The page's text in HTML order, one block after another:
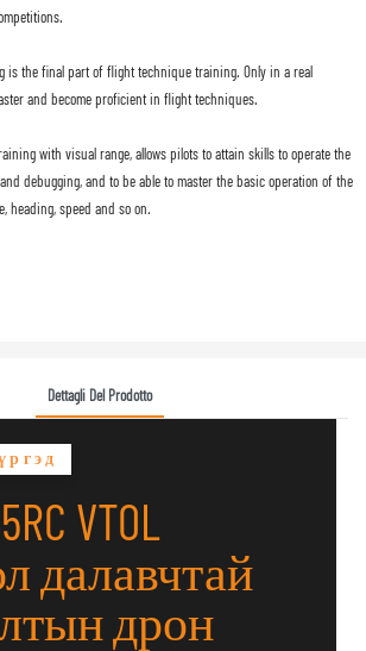
is the final part of flight technique training. Only in a real
and become proficient in flight techniques.
with visual range, allows pilots to attain skills to operate the
debugging, and to be able to master the basic operation of the
heading, speed and so on.
Dettagli Del Prodotto
VTOL
далавчтай
дрон